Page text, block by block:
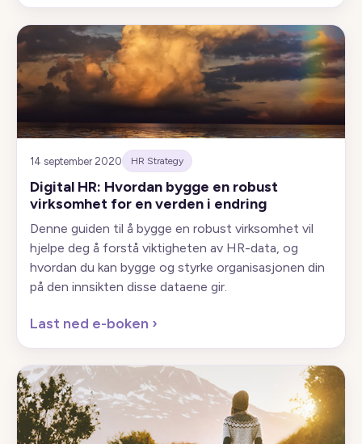
14 september 2020 HR Strategy
Digital HR: Hvordan bygge en robust
virksomhet for en verden i endring
Denne guiden til å bygge en robust virksomhet vil
hjelpe deg å forstå viktigheten av HR-data, og
hvordan du kan bygge og styrke organisasjonen din
på den innsikten disse dataene gir.
Last ned e-boken ›